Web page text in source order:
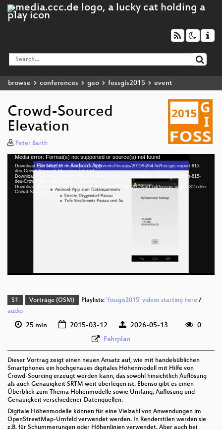
browse conferences geo fossgis2015 event
Crowd-Sourced
Elevation
Peter Barth
Video
Player
Media error: Format(s) not supported or source(s) not found
Download File: https://cdn.media.ccc.de/events/fossgis/2015/h264-hd/fossgis-import-815-
deu-Crowd-Sourced_Elevation_hd.mp4
Download File: https://cdn.media.ccc.de/events/fossgis/2015/h264-sd/fossgis-import-815-
deu-Crowd-Sourced_Elevation_sd.mp4
Download File: https://cdn.media.ccc.de/events/fossgis/2015/av1-hd/fossgis-import-815-deu-
Crowd-Sourced_Elevation_av1-hd.webm
deu 576p (mp4)
S1 Vorträge (OSM) Playlists: 'fossgis2015' videos starting here/
audio
25 min 2015-03-12 2026-05-13
0
Fahrplan
Dieser Vortrag zeigt einen neuen Ansatz auf, wie mit handelsüblichen
Smartphones ein hochgenaues digitales Höhenmodell mit Hilfe von
Crowd-Sourcing erzeugt werden kann, das sowohl hinsichtlich Auflösung
als auch Genauigkeit SRTM weit überlegen ist. Ebenso gibt es einen
Überblick zum Thema Höhenmodelle sowie Umfang, Auflösung und
Genauigkeit verschiedener Datenquellen.
Digitale Höhenmodelle können für eine Vielzahl von Anwendungen im
OpenStreetMap-Umfeld verwendet werden. In Renderstilen werden sie
z.B. für Schummerungen oder Höhenlinien verwendet. Aber auch bei